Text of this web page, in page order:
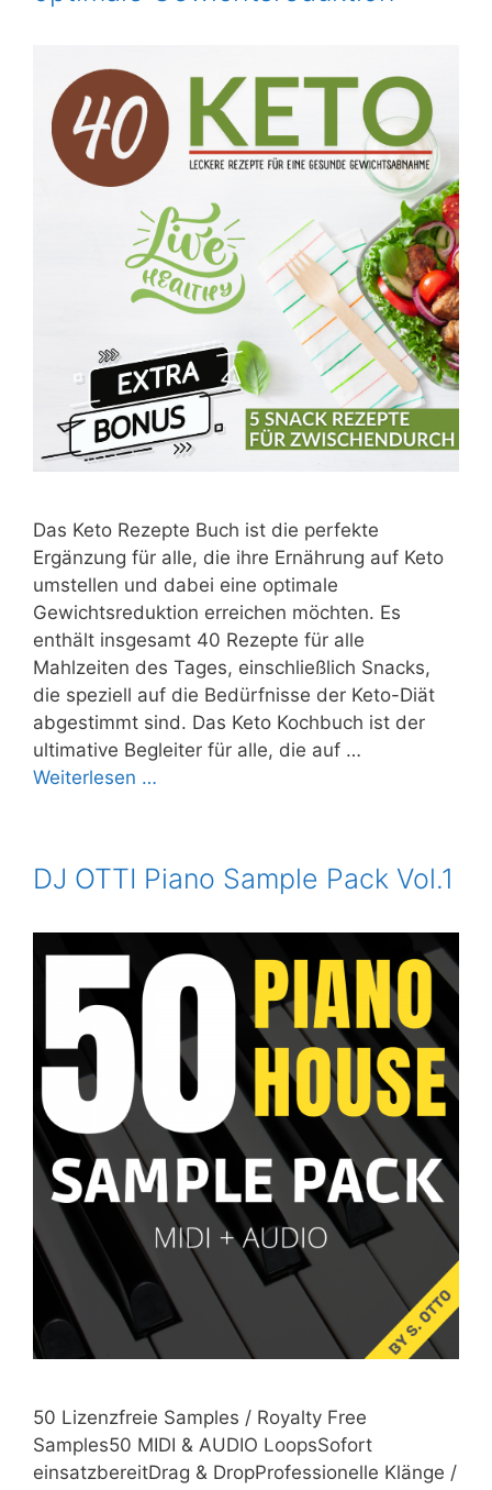
Das Keto Rezepte Buch ist die perfekte
Ergänzung für alle, die ihre Ernährung auf Keto
umstellen und dabei eine optimale
Gewichtsreduktion erreichen möchten. Es
enthält insgesamt 40 Rezepte für alle
Mahlzeiten des Tages, einschließlich Snacks,
die speziell auf die Bedürfnisse der Keto-Diät
abgestimmt sind. Das Keto Kochbuch ist der
ultimative Begleiter für alle, die auf …
Weiterlesen …
DJ OTTI Piano Sample Pack Vol.1
50 Lizenzfreie Samples / Royalty Free
Samples50 MIDI & AUDIO LoopsSofort
einsatzbereitDrag & DropProfessionelle Klänge /